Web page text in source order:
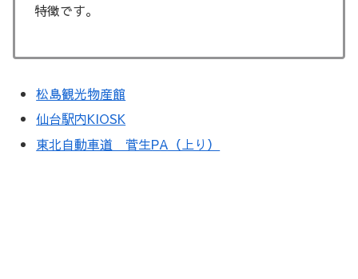
特徴です。
松島観光物産館
仙台駅内KIOSK
東北自動車道 菅生PA（上り）